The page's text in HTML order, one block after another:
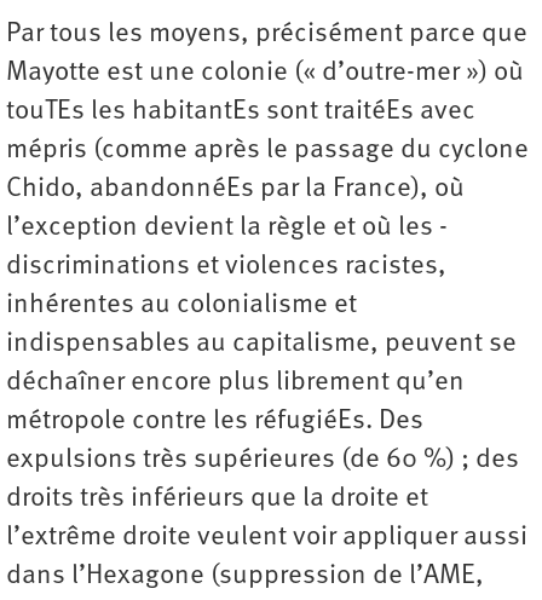
Par tous les moyens, précisément parce que
Mayotte est une colonie (« d’outre-mer ») où
touTEs les habitantEs sont traitéEs avec
mépris (comme après le passage du cyclone
Chido, abandonnéEs par la France), où
l’exception devient la règle et où les ­
discriminations et violences racistes,
inhérentes au colonialisme et
indispensables au capitalisme, peuvent se
déchaîner encore plus librement qu’en
métropole contre les réfugiéEs. Des
expulsions très supérieures (de 60 %) ; des
droits très inférieurs que la droite et
l’extrême droite veulent voir appliquer aussi
dans l’Hexagone (suppression de l’AME,